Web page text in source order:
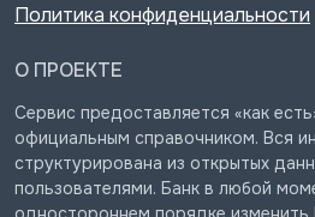
Политика конфиденциальности
О ПРОЕКТЕ
Сервис предоставляется «как
официальным справочником. Вся
структурирована из открытых
пользователями. Банк в любой